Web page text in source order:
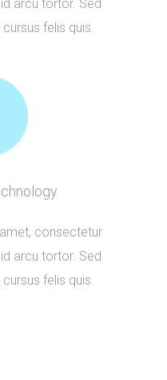
arcu tortor. Sed
felis quis.
consectetur
arcu tortor. Sed
felis quis.